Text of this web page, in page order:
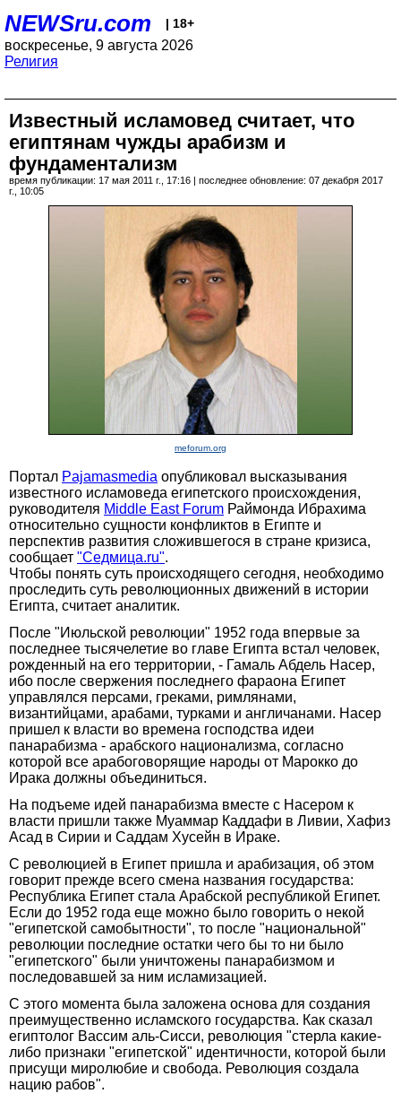
NEWSru.com | 18+
воскресенье, 9 августа 2026
Религия
Известный исламовед считает, что
египтянам чужды арабизм и
фундаментализм
время публикации: 17 мая 2011 г., 17:16 | последнее обновление: 07 декабря 2017
г., 10:05
meforum.org
Портал Pajamasmedia опубликовал высказывания
известного исламоведа египетского происхождения,
руководителя Middle East Forum Раймонда Ибрахима
относительно сущности конфликтов в Египте и
перспектив развития сложившегося в стране кризиса,
сообщает "Седмица.ru".
Чтобы понять суть происходящего сегодня, необходимо
проследить суть революционных движений в истории
Египта, считает аналитик.
После "Июльской революции" 1952 года впервые за
последнее тысячелетие во главе Египта встал человек,
рожденный на его территории, - Гамаль Абдель Насер,
ибо после свержения последнего фараона Египет
управлялся персами, греками, римлянами,
византийцами, арабами, турками и англичанами. Насер
пришел к власти во времена господства идеи
панарабизма - арабского национализма, согласно
которой все арабоговорящие народы от Марокко до
Ирака должны объединиться.
На подъеме идей панарабизма вместе с Насером к
власти пришли также Муаммар Каддафи в Ливии, Хафиз
Асад в Сирии и Саддам Хусейн в Ираке.
С революцией в Египет пришла и арабизация, об этом
говорит прежде всего смена названия государства:
Республика Египет стала Арабской республикой Египет.
Если до 1952 года еще можно было говорить о некой
"египетской самобытности", то после "национальной"
революции последние остатки чего бы то ни было
"египетского" были уничтожены панарабизмом и
последовавшей за ним исламизацией.
С этого момента была заложена основа для создания
преимущественно исламского государства. Как сказал
египтолог Вассим аль-Сисси, революция "стерла какие-
либо признаки "египетской" идентичности, которой были
присущи миролюбие и свобода. Революция создала
нацию рабов".